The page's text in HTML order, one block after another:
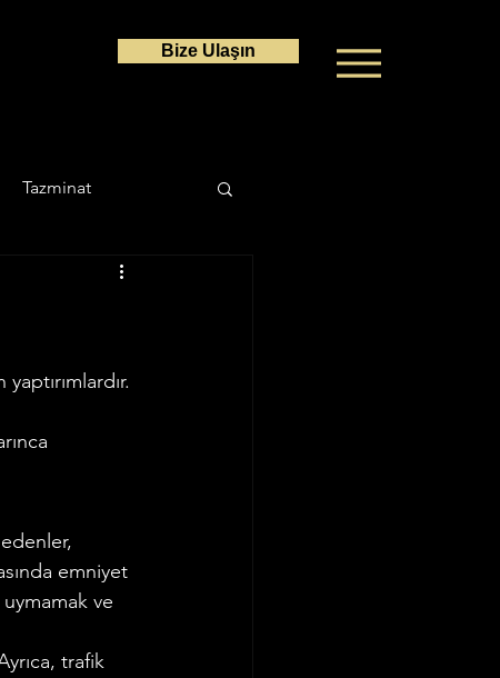
Bize Ulaşın
Tazminat
Ticaret Hukuku
emniyet
ve
trafik